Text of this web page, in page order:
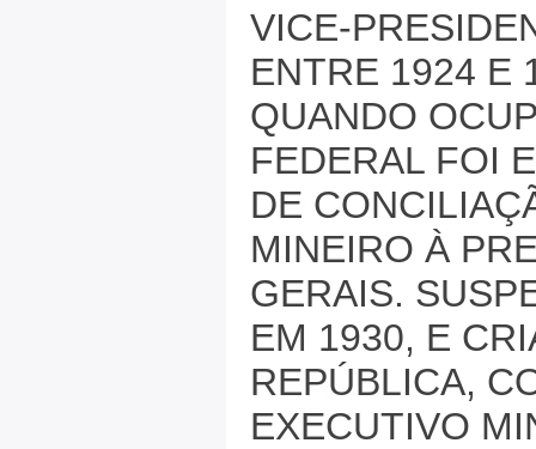
VICE-
ENTRE 1924 E
QUANDO
FEDERAL FOI
DE
MINEIRO À
GERAIS.
EM 1930, E
REPÚBLICA,
EXECUTIVO